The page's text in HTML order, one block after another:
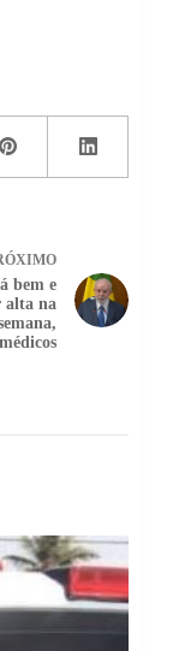
bem e
alta na